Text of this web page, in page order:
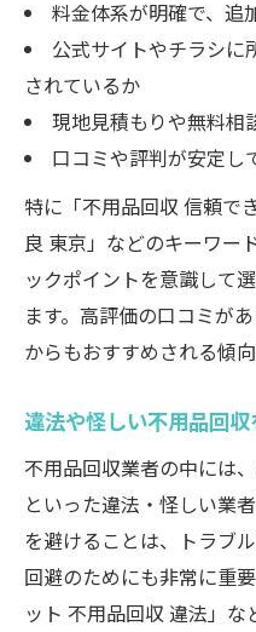
料金体系が明確で、追
公式サイトやチラシに
されているか
現地見積もりや無料相
口コミや評判が安定し
特に「不用品回収 信頼で
良 東京」などのキーワー
ックポイントを意識して
ます。高評価の口コミが
からもおすすめされる傾向
違法や怪しい不用品回
不用品回収業者の中には
といった違法・怪しい業
を避けることは、トラブ
回避のためにも非常に重
ット 不用品回収 違法」